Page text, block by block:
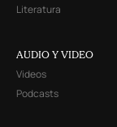
Literatura
AUDIO Y VIDEO
Videos
Podcasts